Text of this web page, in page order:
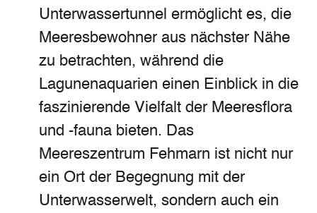
Unterwassertunnel ermöglicht es, die
Meeresbewohner aus nächster Nähe
zu betrachten, während die
Lagunenaquarien einen Einblick in die
faszinierende Vielfalt der Meeresflora
und -fauna bieten. Das
Meereszentrum Fehmarn ist nicht nur
ein Ort der Begegnung mit der
Unterwasserwelt, sondern auch ein